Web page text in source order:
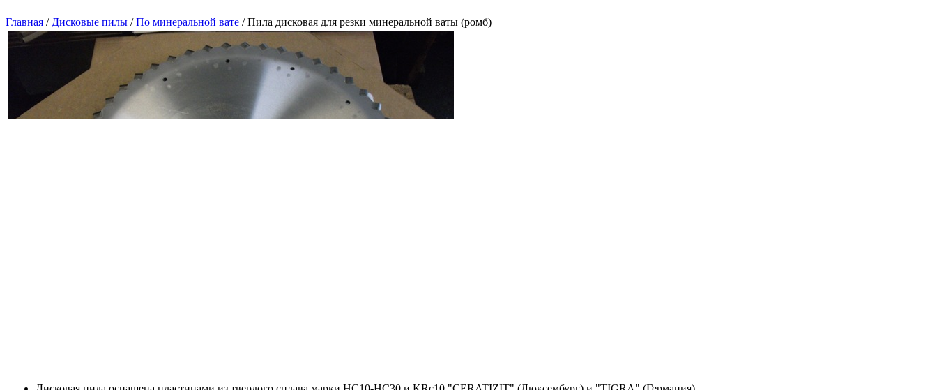
Главная / Дисковые пилы /По минеральной вате /Пила дисковая для резки минеральной ваты (ромб)